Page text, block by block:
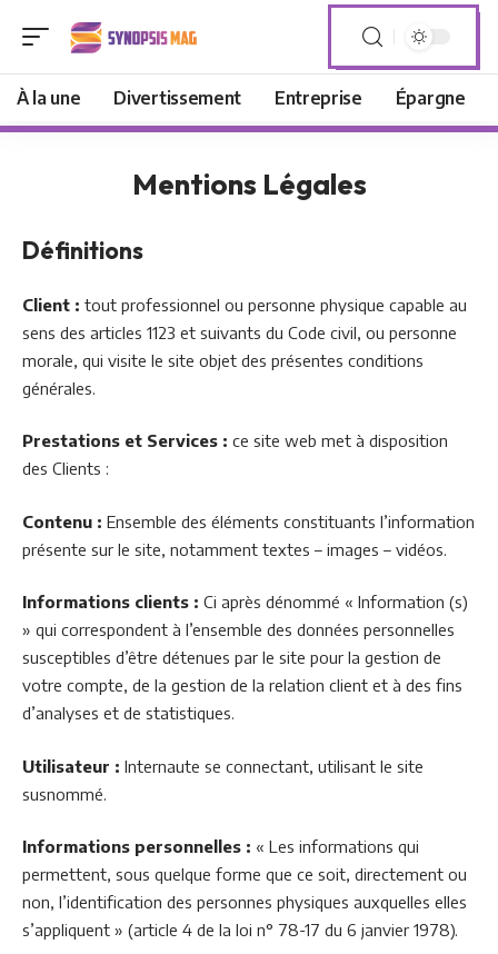
À la une Divertissement Entreprise Épargne
Mentions Légales
Définitions
Client : tout professionnel ou personne physique capable au
sens des articles 1123 et suivants du Code civil, ou personne
morale, qui visite le site objet des présentes conditions
générales.
Prestations et Services : ce site web met à disposition
des Clients :
Contenu : Ensemble des éléments constituants l’information
présente sur le site, notamment textes – images – vidéos.
Informations clients : Ci après dénommé « Information (s)
» qui correspondent à l’ensemble des données personnelles
susceptibles d’être détenues par le site pour la gestion de
votre compte, de la gestion de la relation client et à des fins
d’analyses et de statistiques.
Utilisateur : Internaute se connectant, utilisant le site
susnommé.
Informations personnelles : « Les informations qui
permettent, sous quelque forme que ce soit, directement ou
non, l’identification des personnes physiques auxquelles elles
s’appliquent » (article 4 de la loi n° 78-17 du 6 janvier 1978).